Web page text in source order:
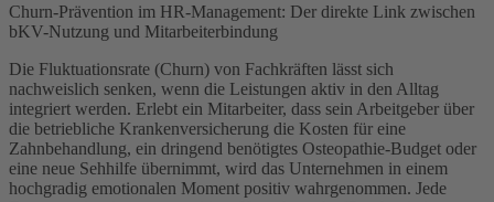
Churn-Prävention im HR-Management: Der direkte Link zwischen
bKV-Nutzung und Mitarbeiterbindung
Die Fluktuationsrate (Churn) von Fachkräften lässt sich
nachweislich senken, wenn die Leistungen aktiv in den Alltag
integriert werden. Erlebt ein Mitarbeiter, dass sein Arbeitgeber über
die betriebliche Krankenversicherung die Kosten für eine
Zahnbehandlung, ein dringend benötigtes Osteopathie-Budget oder
eine neue Sehhilfe übernimmt, wird das Unternehmen in einem
hochgradig emotionalen Moment positiv wahrgenommen. Jede